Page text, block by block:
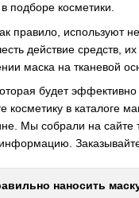
подборе косметики.
правило, используют
действие средств,
маска на тканевой
будет эффективно
косметику в каталоге
Мы собрали на сайте
наносить